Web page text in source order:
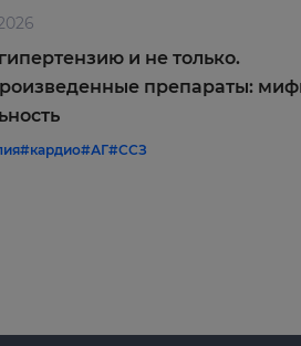
и не только.
препараты:
#кардио#АГ#ССЗ